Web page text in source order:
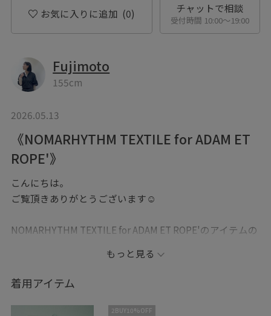
お気に入りに追加 (0) チャットで相談
受付時間 10:00〜19:00
Fujimoto
155cm
2026.05.13
《NOMARHYTHM TEXTILE for ADAM ET
ROPE'》
こんにちは。
ご覧頂きありがとうございます☺︎
NOMARHYTHM TEXTILE for ADAM ET ROPE'のアイテムの
「NOMARHYTHM TEXTILE」で定番アイテムとして人気
な“Flower Embroidery Shirt”を
生地と刺繍のカラーをアダムエロペらしく
もっと見る
着用アイテム
2BUY10%OFF